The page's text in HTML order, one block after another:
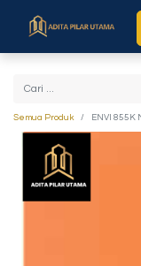
Semua Produk ENVI 855K